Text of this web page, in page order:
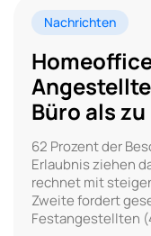
Nachrichten
Büro als
62 Prozent der
Erlaubnis ziehen
rechnet mit
Zweite fordert
Festangestellten